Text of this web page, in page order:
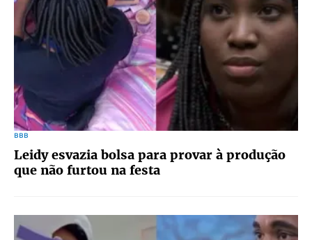
BBB
Leidy esvazia bolsa para provar à produção
que não furtou na festa